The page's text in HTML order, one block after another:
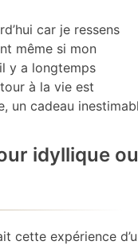
car je ressens
même si mon
y a longtemps
à la vie est
un cadeau
idyllique
cette expérience